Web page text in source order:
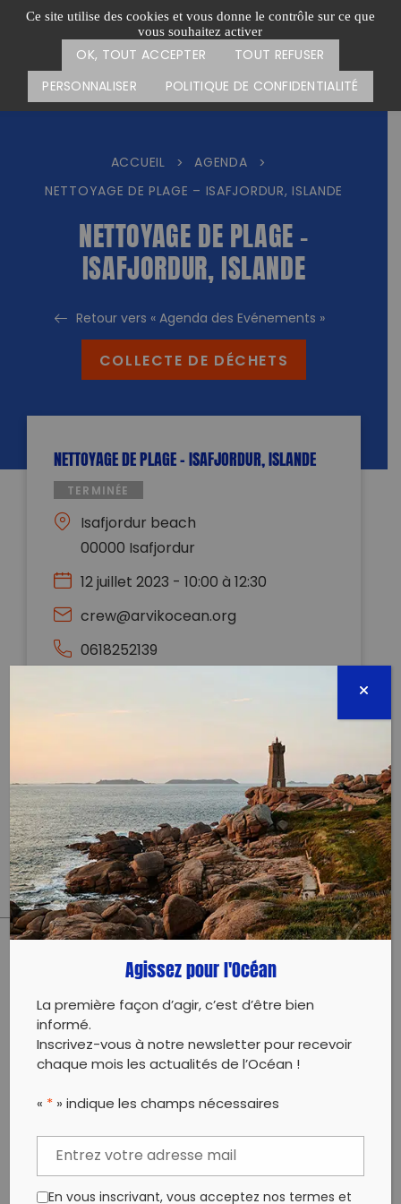
Ce site utilise des cookies et vous donne le contrôle sur ce que
vous souhaitez activer
OK, TOUT ACCEPTER
TOUT REFUSER
PERSONNALISER
POLITIQUE DE CONFIDENTIALITÉ
Passer
Menu
CARTE DES ACTIONS FAIRE UN DON
ACCUEIL > AGENDA
>
NETTOYAGE DE PLAGE – ISAFJORDUR, ISLANDE
NETTOYAGE DE PLAGE –
ISAFJORDUR, ISLANDE
Retour vers « Agenda des Evénements »
COLLECTE DE DÉCHETS
NETTOYAGE DE PLAGE – ISAFJORDUR, ISLANDE
TERMINÉE
Isafjordur beach
00000 Isafjordur
12 juillet 2023 - 10:00 à 12:30
crew@arvikocean.org
0618252139
ARVIK Ocean
Nettoyage de plage dans la petite ville d’Isafjordur.
Venez avec votre bonne humeur, nous fournissons
les sacs et gants pour la collecte!
PARTAGER CET ARTICLE:
Twitter
Copy to clipboard
Agissez pour l'Océan
La première façon d’agir, c’est d’être bien
informé.
Inscrivez-vous à notre newsletter pour recevoir
chaque mois les actualités de l’Océan !
« * » indique les champs nécessaires
En vous inscrivant, vous acceptez nos termes et